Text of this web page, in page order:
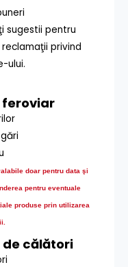
sugestii pentru
privind
ului.
doar pentru data şi
pentru eventuale
produse prin utilizarea
călători